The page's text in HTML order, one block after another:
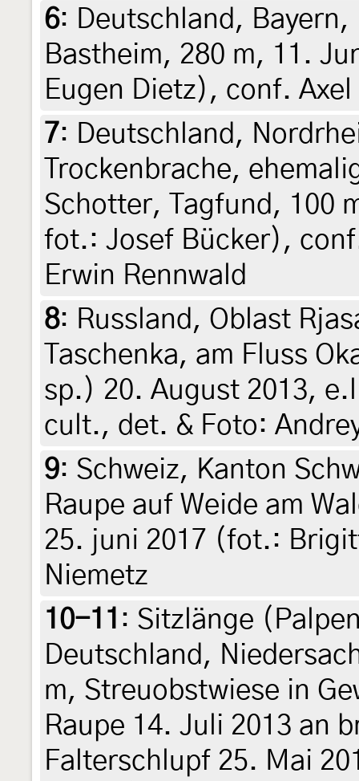
6: Deutschland,
Bastheim, 280 m, 11.
Eugen Dietz), conf.
7: Deutschland,
Trockenbrache,
Schotter, Tagfund, 100
fot.: Josef Bücker),
Erwin Rennwald
8: Russland, Oblast
Taschenka, am Fluss
sp.) 20. August 2013,
cult., det. & Foto:
9: Schweiz, Kanton
Raupe auf Weide am
25. juni 2017 (fot.:
Niemetz
10-11 : Sitzlänge
Deutschland,
m, Streuobstwiese in
Raupe 14. Juli 2013 an
Falterschlupf 25. Mai